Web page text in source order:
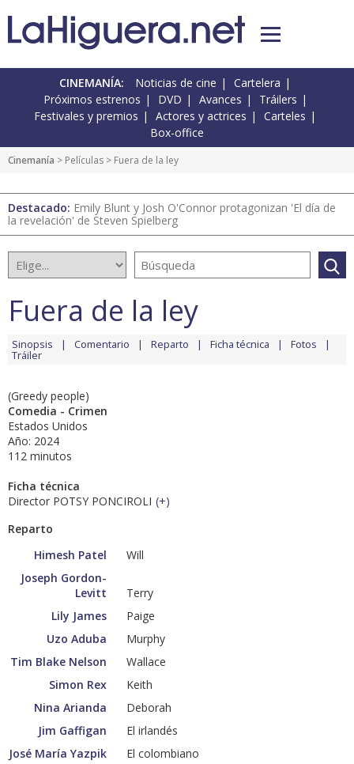
CINEMANÍA: Noticias de cine
Cartelera
Próximos estrenos
DVD Avances
Tráilers
Festivales y premios
Actores y actrices
Carteles
Box-office
Cinemanía > Películas > Fuera de la ley
Destacado: Emily Blunt y Josh O'Connor protagonizan 'El día de
la revelación' de Steven Spielberg
Fuera de la ley
Sinopsis Comentario Reparto Ficha técnica Fotos
Tráiler
(Greedy people)
Comedia - Crimen
Estados Unidos
Año: 2024
112 minutos
Ficha técnica
Director POTSY PONCIROLI (+)
Reparto
Himesh Patel
Will
Joseph Gordon-
Levitt
Terry
Lily James
Paige
Uzo Aduba
Murphy
Tim Blake Nelson
Wallace
Simon Rex
Keith
Nina Arianda
Deborah
Jim Gaffigan
El irlandés
José María Yazpik
El colombiano